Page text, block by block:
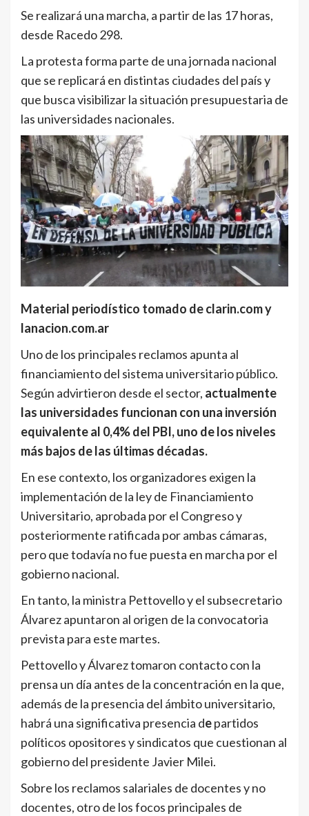
Se realizará una marcha, a partir de las 17 horas,
desde Racedo 298.
La protesta forma parte de una jornada nacional
que se replicará en distintas ciudades del país y
que busca visibilizar la situación presupuestaria de
las universidades nacionales.
Material periodístico tomado de clarin.com y
lanacion.com.ar
Uno de los principales reclamos apunta al
financiamiento del sistema universitario público.
Según advirtieron desde el sector, actualmente
las universidades funcionan con una inversión
equivalente al 0,4% del PBI, uno de los niveles
más bajos de las últimas décadas.
En ese contexto, los organizadores exigen la
implementación de la ley de Financiamiento
Universitario, aprobada por el Congreso y
posteriormente ratificada por ambas cámaras,
pero que todavía no fue puesta en marcha por el
gobierno nacional.
En tanto, la ministra Pettovello y el subsecretario
Álvarez apuntaron al origen de la convocatoria
prevista para este martes.
Pettovello y Álvarez tomaron contacto con la
prensa un día antes de la concentración en la que,
además de la presencia del ámbito universitario,
habrá una significativa presencia departidos
políticos opositores y sindicatos que cuestionan al
gobierno del presidente Javier Milei.
Sobre los reclamos salariales de docentes y no
docentes, otro de los focos principales de